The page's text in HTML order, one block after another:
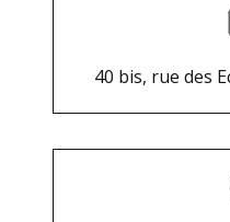
40 bis, rue des